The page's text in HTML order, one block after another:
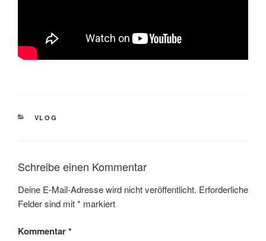
KATEGORIEN
VLOG
Schreibe einen Kommentar
Deine E-Mail-Adresse wird nicht veröffentlicht. Erforderliche
Felder sind mit* markiert
Kommentar*